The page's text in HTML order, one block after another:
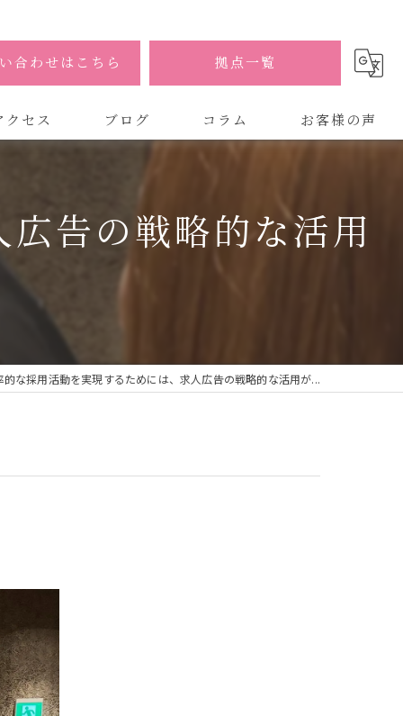
合わせはこちら 拠点一覧
クセス
式会社AOA 東京 渋谷オフィス
会社AOA 南森町オフィス
ブログ コラム お客様の声
告の戦略的な活用
的な採用活動を実現するためには、求人広告の戦略的な活用が...